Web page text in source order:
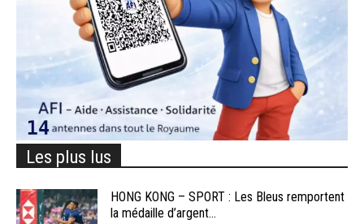
Les plus lus
HONG KONG – SPORT : Les Bleus remportent
la médaille d’argent...